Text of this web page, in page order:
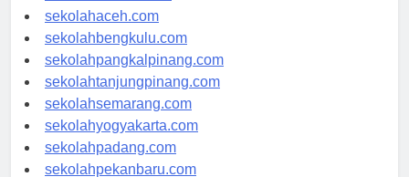
sekolahmedan.com
sekolahaceh.com
sekolahbengkulu.com
sekolahpangkalpinang.com
sekolahtanjungpinang.com
sekolahsemarang.com
sekolahyogyakarta.com
sekolahpadang.com